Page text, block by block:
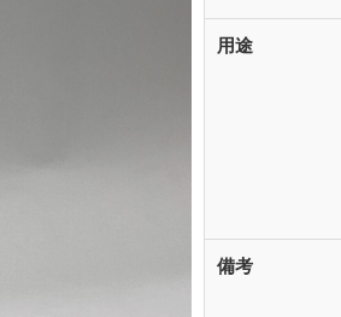
用途
備考